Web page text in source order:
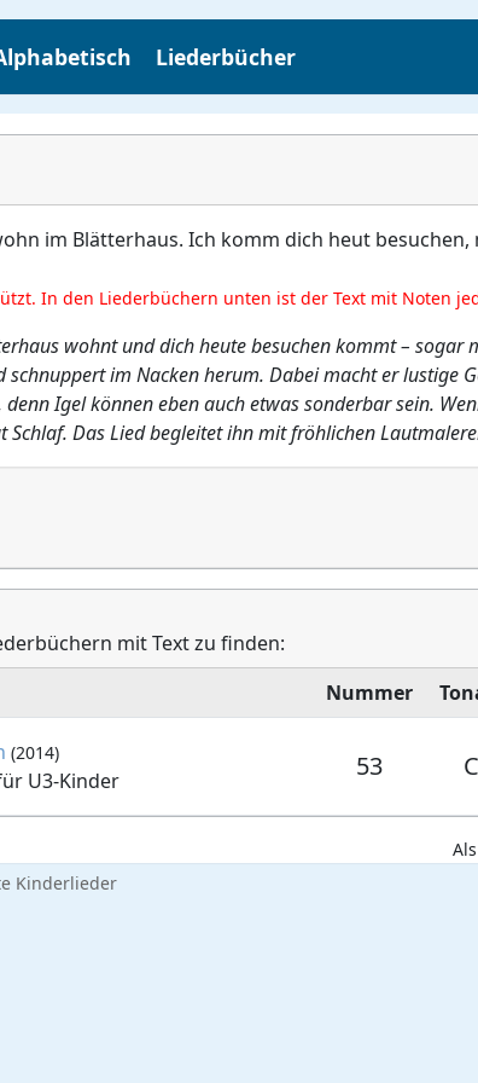
Liederbücher
im Blätterhaus. Ich komm dich heut besuchen,
In den Liederbüchern unten ist der Text mit Noten
wohnt und dich heute besuchen kommt –
im Nacken herum. Dabei macht er lustige
Igel können eben auch etwas sonderbar sein.
Das Lied begleitet ihn mit fröhlichen
mit Text zu finden:
Nummer
(2014)
U3-Kinder 53 C
Kinderlieder